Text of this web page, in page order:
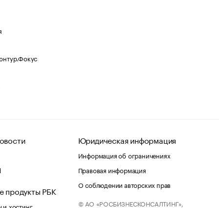
продукты РБК
хостинг
Юридическая информация
Информация об ограничениях
Правовая информация
О соблюдении авторских прав
© АО «РОСБИЗНЕСКОНСАЛТИНГ»,